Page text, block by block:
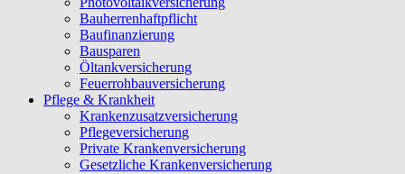
Bauherrenhaftpflicht
Baufinanzierung
Bausparen
Öltankversicherung
Feuerrohbauversicherung
Pflege & Krankheit
Krankenzusatzversicherung
Pflegeversicherung
Private Krankenversicherung
Gesetzliche Krankenversicherung